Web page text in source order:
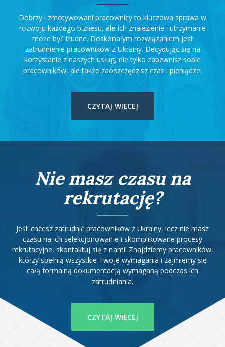
Dobrzy i zmotywowani pracownicy to kluczowa sprawa w
rozwoju każdego biznesu, ale ich znalezienie i utrzymanie
może być trudne. Doskonałym rozwiązaniem jest
zatrudnienie pracowników z Ukrainy. Decydując się na
korzystanie z naszych usług, nie tylko zapewnisz sobie
pracowników, ale także zaoszczędzisz czas i pieniądze.
CZYTAJ WIĘCEJ
Nie masz czasu na
rekrutację?
Jeśli chcesz zatrudnić pracowników z Ukrainy, lecz nie masz
czasu na ich selekcjonowanie i skomplikowane procesy
rekrutacyjne, skontaktuj się z nami! Znajdziemy pracowników,
którzy spełnią wszystkie Twoje wymagania i zajmiemy się
całą formalną dokumentacją wymaganą podczas ich
zatrudniania.
CZYTAJ WIĘCEJ